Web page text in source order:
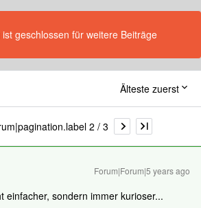
geschlossen für weitere Beiträge
Älteste zuerst
2 / 3
Forum|Forum|5 years ago
einfacher, sondern immer kurioser...